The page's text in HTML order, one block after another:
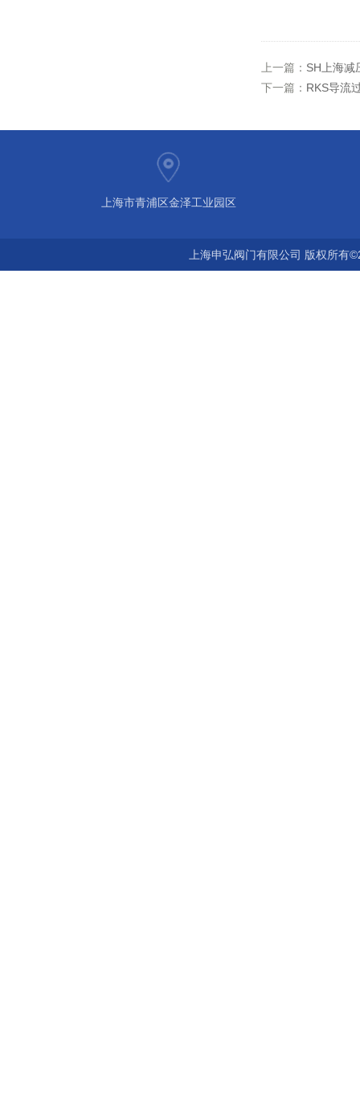
上一篇： SH上海减
下一篇： RKS导流
上海市青浦区金泽工业园区
上海申弘阀门有限公司 版权所有